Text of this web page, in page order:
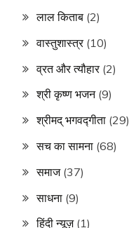
लाल किताब (2)
वास्तुशास्त्र(10)
व्रत और त्यौहार(2)
श्री कृष्ण भजन(9)
श्रीमद् भगवद्गीता (29)
सच का सामना (68)
समाज(37)
साधना (9)
हिंदी न्यूज़(1)